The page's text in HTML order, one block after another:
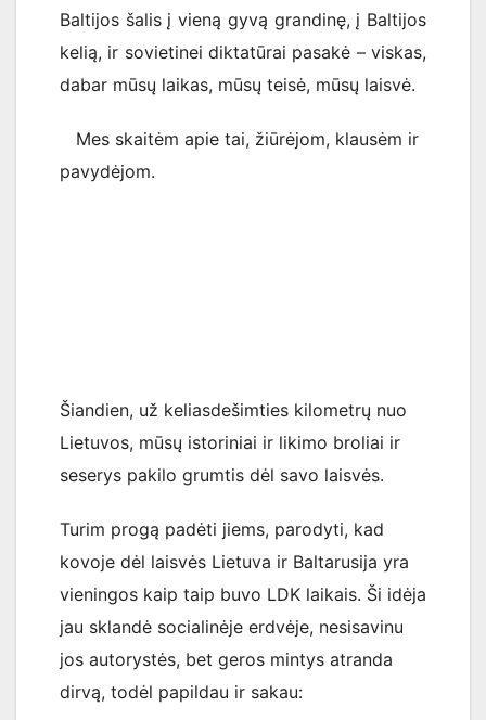
Baltijos šalis į vieną gyvą grandinę, į Baltijos
kelią, ir sovietinei diktatūrai pasakė – viskas,
dabar mūsų laikas, mūsų teisė, mūsų laisvė.
Mes skaitėm apie tai, žiūrėjom, klausėm ir
pavydėjom.
Šiandien, už keliasdešimties kilometrų nuo
Lietuvos, mūsų istoriniai ir likimo broliai ir
seserys pakilo grumtis dėl savo laisvės.
Turim progą padėti jiems, parodyti, kad
kovoje dėl laisvės Lietuva ir Baltarusija yra
vieningos kaip taip buvo LDK laikais. Ši idėja
jau sklandė socialinėje erdvėje, nesisavinu
jos autorystės, bet geros mintys atranda
dirvą, todėl papildau ir sakau: